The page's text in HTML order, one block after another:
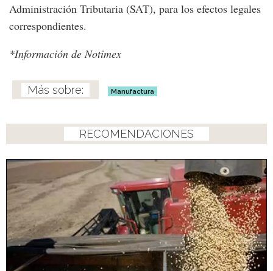
Administración Tributaria (SAT), para los efectos legales
correspondientes.
*Información de Notimex
Manufactura
RECOMENDACIONES